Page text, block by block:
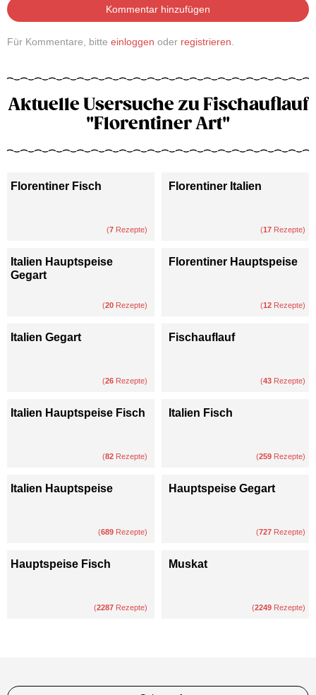
Kommentar hinzufügen
Für Kommentare, bitte einloggen oder registrieren
Aktuelle Usersuche zu Fischauflauf
"Florentiner Art"
Florentiner Fisch
(7 Rezepte)
Florentiner Italien
(17 Rezepte)
Italien Hauptspeise
Gegart
(20 Rezepte)
Florentiner Hauptspeise
(12 Rezepte)
Italien Gegart
(26 Rezepte)
Fischauflauf
(43 Rezepte)
Italien Hauptspeise Fisch
(82 Rezepte)
Italien Fisch
(259 Rezepte)
Italien Hauptspeise
(689 Rezepte)
Hauptspeise Gegart
(727 Rezepte)
Hauptspeise Fisch
(2287 Rezepte)
Muskat
(2249 Rezepte)